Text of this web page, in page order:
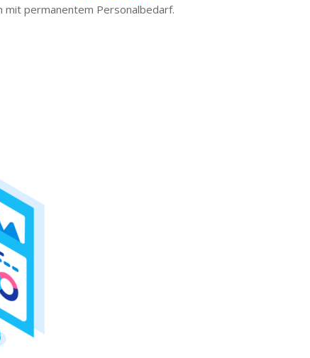
mit permanentem Personalbedarf.